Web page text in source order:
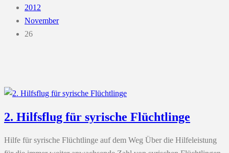
2012
November
26
2. Hilfsflug für syrische Flüchtlinge
Hilfe für syrische Flüchtlinge auf dem Weg Über die Hilfeleistung